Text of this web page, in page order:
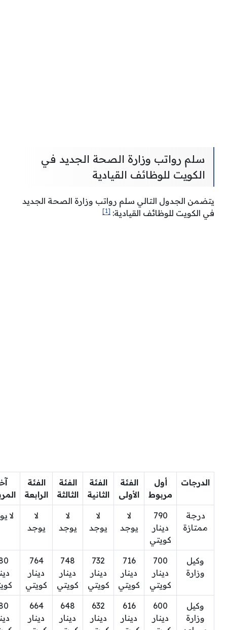
سلم رواتب وزارة الصحة الجديد في
الكويت للوظائف القيادية
يتضمن الجدول التالي سلم رواتب وزارة الصحة الجديد
في الكويت للوظائف القيادية: [1]
الدرجات
أول
مربوط
الفئة
الأولى
الفئة
الثانية
الفئة
الثالثة
الفئة
الرابعة
درجة
ممتازة
790
دينار
كويتي
لا
يوجد
لا
يوجد
لا
يوجد
لا
يوجد
لا
وكيل
وزارة
700
دينار
كويتي
716
دينار
كويتي
732
دينار
كويتي
748
دينار
كويتي
764
دينار
كويتي
وكيل
وزارة
600
دينار
616
دينار
632
دينار
648
دينار
664
دينار